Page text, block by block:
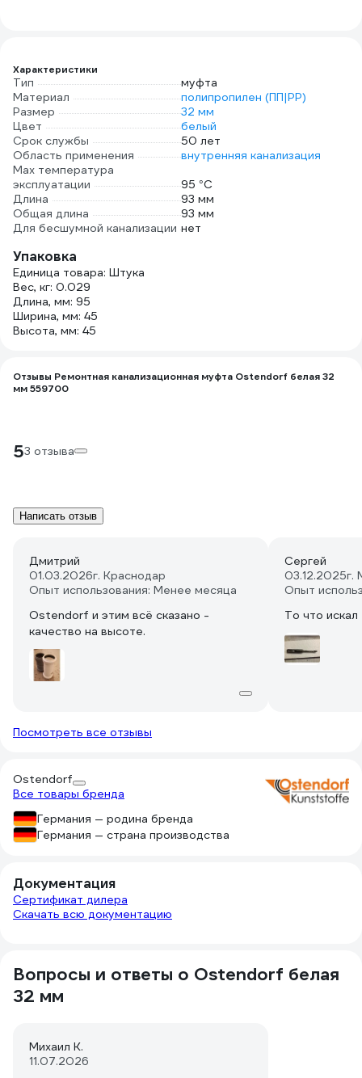
Характеристики
Тип
муфта
Материал
полипропилен (ПП|PP)
Размер
32 мм
Цвет
белый
Срок службы
50 лет
Область применения
внутренняя канализация
Max температура
эксплуатации
95 °С
Длина
93 мм
Общая длина
93 мм
Для бесшумной канализации нет
Упаковка
Единица товара: Штука
Вес, кг: 0.029
Длина, мм: 95
Ширина, мм: 45
Высота, мм: 45
Отзывы Ремонтная канализационная муфта Ostendorf белая 32
мм 559700
53 отзыва
Написать отзыв
Дмитрий
01.03.2026г. Краснодар
Опыт использования: Менее месяца
Ostendorf и этим всё сказано -
качество на высоте.
Сергей
03.12.2025г.
Опыт
То что искал
Посмотреть все отзывы
Ostendorf
Все товары бренда
Германия — родина бренда
Германия — страна производства
Документация
Сертификат дилера
Скачать всю документацию
Вопросы и ответы о Ostendorf белая
32 мм
Михаил К.
11.07.2026